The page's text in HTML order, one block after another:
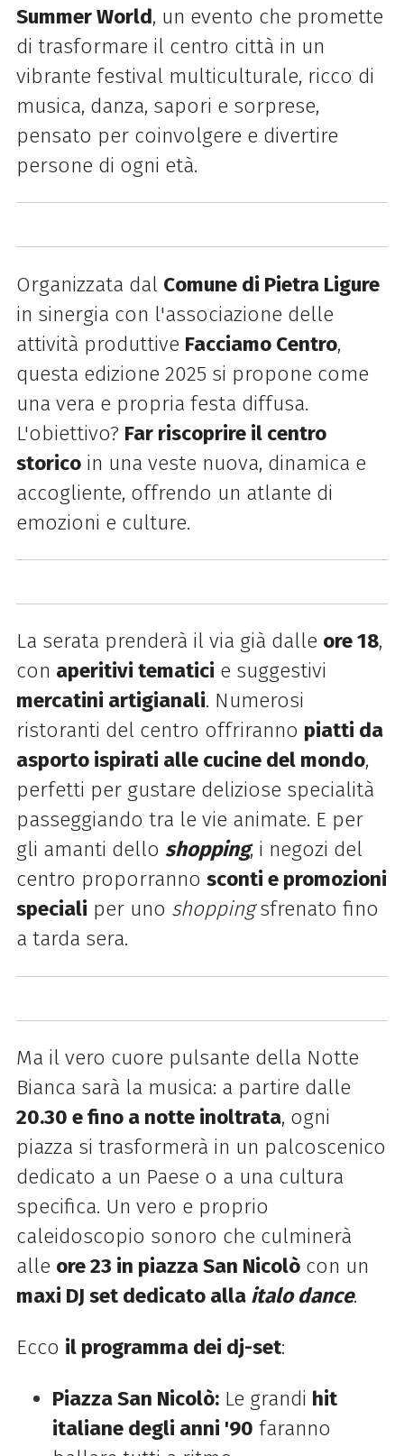
Summer World, un evento che promette
di trasformare il centro città in un
vibrante festival multiculturale, ricco di
musica, danza, sapori e sorprese,
pensato per coinvolgere e divertire
persone di ogni età.
Organizzata dal Comune di Pietra Ligure
in sinergia con l'associazione delle
attività produttive Facciamo Centro,
questa edizione 2025 si propone come
una vera e propria festa diffusa.
L'obiettivo? Far riscoprire il centro
storicoin una veste nuova, dinamica e
accogliente, offrendo un atlante di
emozioni e culture.
La serata prenderà il via già dalle ore 18,
con aperitivi tematici e suggestivi
mercatini artigianali. Numerosi
ristoranti del centro offriranno piatti da
asporto ispirati alle cucine del mondo,
perfetti per gustare deliziose specialità
passeggiando tra le vie animate. E per
gli amanti dello shopping, i negozi del
centro proporranno sconti e promozioni
speciali per uno shoppingsfrenato fino
a tarda sera.
Ma il vero cuore pulsante della Notte
Bianca sarà la musica: a partire dalle
20.30 e fino a notte inoltrata, ogni
piazza si trasformerà in un palcoscenico
dedicato a un Paese o a una cultura
specifica. Un vero e proprio
caleidoscopio sonoro che culminerà
alle ore 23 in piazza San Nicolòcon un
maxi DJ set dedicato alla italo dance.
Ecco il programma dei dj-set:
Piazza San Nicolò:Le grandi hit
italiane degli anni '90 faranno